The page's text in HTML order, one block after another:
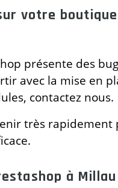
votre
présente des
avec la mise en
contactez nous.
très rapidement
à Millau